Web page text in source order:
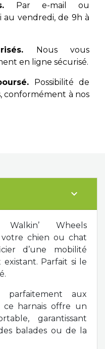
Par e-mail ou
vendredi, de 9h à
Nous vous
en ligne sécurisé.
Possibilité de
conformément à nos
expand_more
Wheels
chien ou chat
d’une mobilité
Parfait si le
parfaitement aux
ce harnais offre un
garantissant
balades ou de la